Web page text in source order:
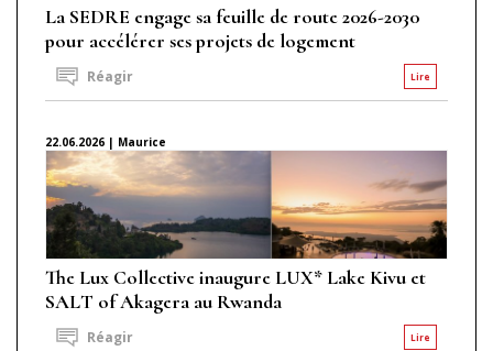
La SEDRE engage sa feuille de route 2026-2030
pour accélérer ses projets de logement
Lire
Réagir
22.06.2026 | Maurice
The Lux Collective inaugure LUX* Lake Kivu et
SALT of Akagera au Rwanda
Lire
Réagir